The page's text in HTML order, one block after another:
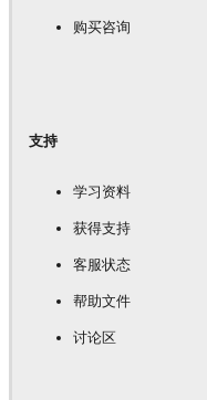
购买咨询
支持
学习资料
获得支持
客服状态
帮助文件
讨论区